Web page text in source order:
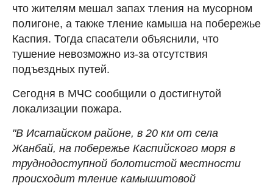
что жителям мешал запах тления на мусорном
полигоне, а также тление камыша на побережье
Каспия. Тогда спасатели объяснили, что
тушение невозможно из-за отсутствия
подъездных путей.
Сегодня в МЧС сообщили о достигнутой
локализации пожара.
"В Исатайском районе, в 20 км от села
Жанбай, на побережье Каспийского моря в
труднодоступной болотистой местности
происходит тление камышитовой